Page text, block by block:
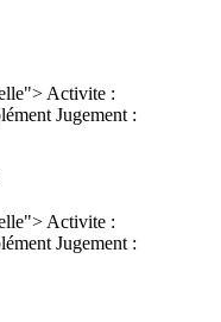
Activite :
Jugement :
Activite :
Jugement :